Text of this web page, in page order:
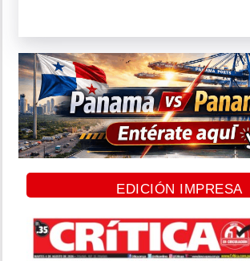
EDICIÓN IMPRESA